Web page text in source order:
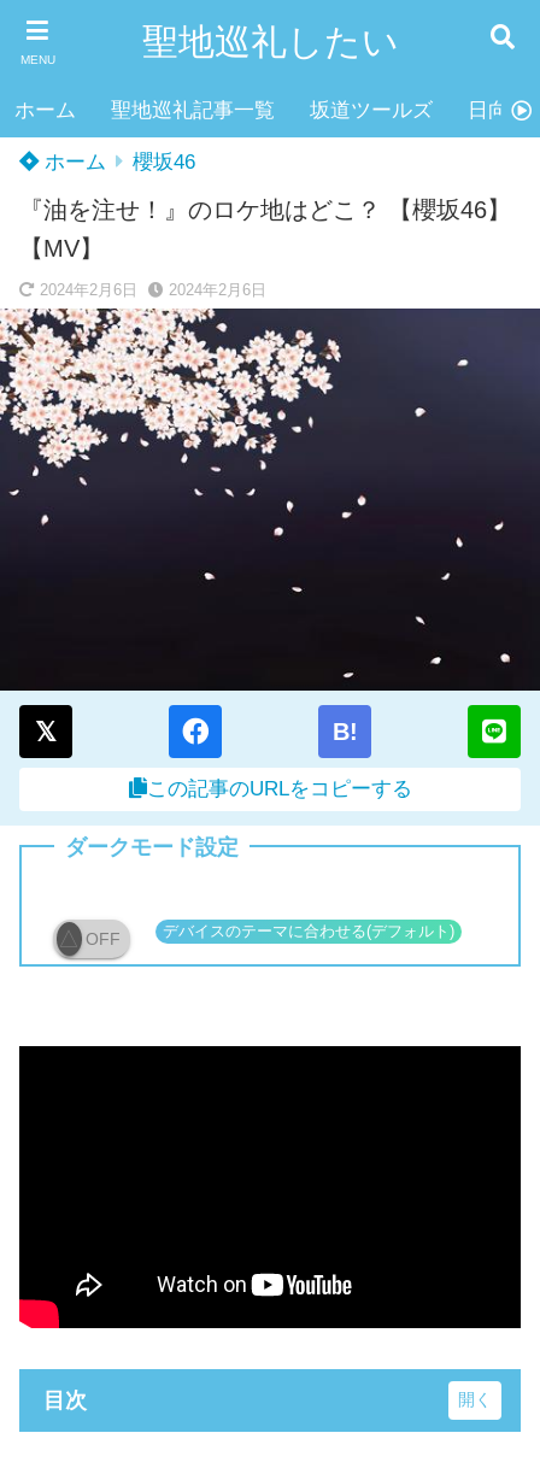
MENU 聖地巡礼したい
ホーム 聖地巡礼記事一覧 坂道ツールズ 日向坂
ホーム 櫻坂46
『油を注せ！』のロケ地はどこ？ 【櫻坂46】
【MV】
2024年2月6日 2024年2月6日
B!
この記事のURLをコピーする
ダークモード設定
OFF
目次